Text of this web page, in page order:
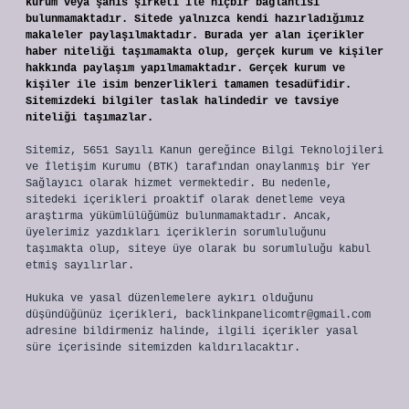
kurum veya şahıs şirketi ile hiçbir bağlantısı
bulunmamaktadır. Sitede yalnızca kendi hazırladığımız
makaleler paylaşılmaktadır. Burada yer alan içerikler
haber niteliği taşımamakta olup, gerçek kurum ve kişiler
hakkında paylaşım yapılmamaktadır. Gerçek kurum ve
kişiler ile isim benzerlikleri tamamen tesadüfidir.
Sitemizdeki bilgiler taslak halindedir ve tavsiye
niteliği taşımazlar.
Sitemiz, 5651 Sayılı Kanun gereğince Bilgi Teknolojileri
ve İletişim Kurumu (BTK) tarafından onaylanmış bir Yer
Sağlayıcı olarak hizmet vermektedir. Bu nedenle,
sitedeki içerikleri proaktif olarak denetleme veya
araştırma yükümlülüğümüz bulunmamaktadır. Ancak,
üyelerimiz yazdıkları içeriklerin sorumluluğunu
taşımakta olup, siteye üye olarak bu sorumluluğu kabul
etmiş sayılırlar.
Hukuka ve yasal düzenlemelere aykırı olduğunu
düşündüğünüz içerikleri, backlinkpanelicomtr@gmail.com
adresine bildirmeniz halinde, ilgili içerikler yasal
süre içerisinde sitemizden kaldırılacaktır.